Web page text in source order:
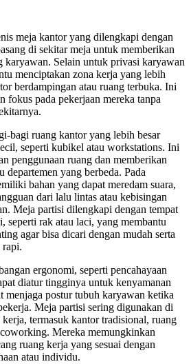
meja kantor yang dilengkapi dengan
di sekitar meja untuk memberikan
karyawan. Selain untuk privasi karyawan
menciptakan zona kerja yang lebih
berdampingan atau ruang terbuka. Ini
fokus pada pekerjaan mereka tanpa
bagi ruang kantor yang lebih besar
seperti kubikel atau workstations. Ini
penggunaan ruang dan memberikan
departemen yang berbeda. Pada
bahan yang dapat meredam suara,
dari lalu lintas atau kebisingan
Meja partisi dilengkapi dengan tempat
seperti rak atau laci, yang membantu
agar bisa dicari dengan mudah serta
rapi.
ergonomi, seperti pencahayaan
diatur tingginya untuk kenyamanan
menjaga postur tubuh karyawan ketika
Meja partisi sering digunakan di
termasuk kantor tradisional, ruang
Mereka memungkinkan
ruang kerja yang sesuai dengan
atau individu.